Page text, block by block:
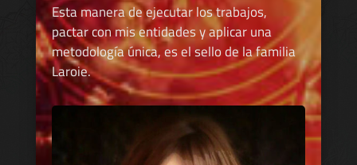
Esta manera de ejecutar los trabajos,
pactar con mis entidades y aplicar una
metodología única, es el sello de la familia
Laroie.